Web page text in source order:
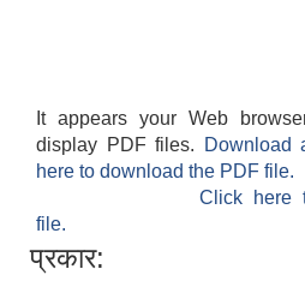
It appears your Web
display PDF files.
Download
here to download the PDF file.
Click here
file.
प्रकार: